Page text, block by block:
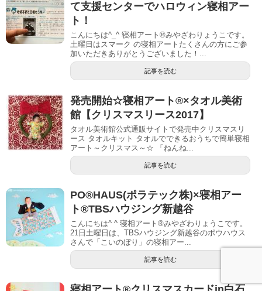
て支援センターでハロウィン寝相アー
ト！
こんにちは^_^ 寝相アート®︎みやざわりょうこです。
土曜日はスマーク の寝相アートたくさんの方にご参
加いただきありがとうございました！...
記事を読む
発売開始☆寝相アート®︎×タオル美術
館【クリスマスリース2017】
タオル美術館公式通販サイトで発売中クリスマスリ
ース タオルキット タオルでできるおうちで簡単寝相
アート～クリスマス～☆ 「ねんね...
記事を読む
PO®︎HAUS(ポラテック株)×寝相アー
ト®︎TBSハウジング新越谷
こんにちは^ ^ 寝相アート®︎みやざわりょうこです。
21日土曜日は、TBSハウジング新越谷のポウハウス
さんで「こいのぼり」の寝相アー...
記事を読む